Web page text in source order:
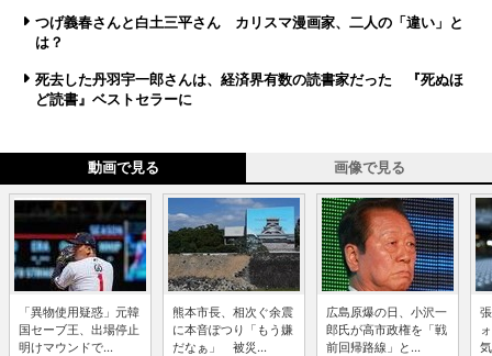
つげ義春さんと白土三平さん カリスマ漫画家、二人の「違い」と
は？
死去した丹羽宇一郎さんは、経済界有数の読書家だった 『死ぬほ
ど読書』ベストセラーに
動画で見る 画像で見る
「異物使用疑惑」元韓
国セーブ王、出場停止
明けマウンドで...
熊本市長、相次ぐ余震
に本音ぽつり「もう嫌
だなぁ」 被災...
広島原爆の日、小沢一
郎氏が高市政権を「戦
前回帰路線」と...